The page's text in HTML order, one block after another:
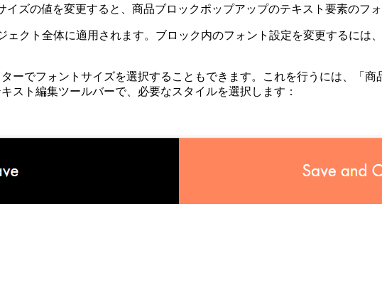
ズの値を変更すると、商品ブロックポップアップのテキスト要素のフ
ェクト全体に適用されます。ブロック内のフォント設定を変更するに
ーでフォントサイズを選択することもできます。これを行うには、「
スト編集ツールバーで、必要なスタイルを選択します：